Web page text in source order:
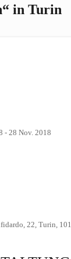
in Turin
- 28 Nov. 2018
22, Turin,